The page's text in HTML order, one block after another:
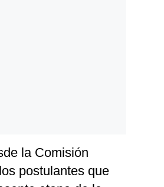
la Comisión
postulantes que